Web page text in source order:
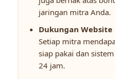
jaringan mitra Anda.
Dukungan
Setiap mitra
siap pakai dan
24 jam.